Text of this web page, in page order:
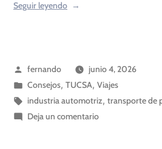
Seguir leyendo
fernando
junio 4, 2026
Consejos,TUCSA,Viajes
industria automotriz,transporte de
Deja un comentario